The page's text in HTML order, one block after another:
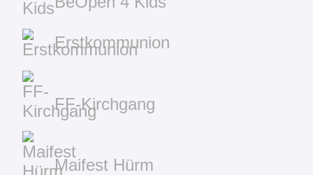
Erstkommunion
FF-Kirchgang
Maifest Hürm